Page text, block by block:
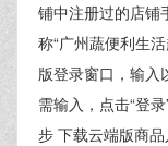
铺中注册过的店铺
称“广州蔬便利生
版登录窗口，输入
需输入，点击“登
步 下载云端版商